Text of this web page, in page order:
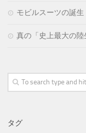
モビルスーツの誕生
真の「史上最大の陸
タグ